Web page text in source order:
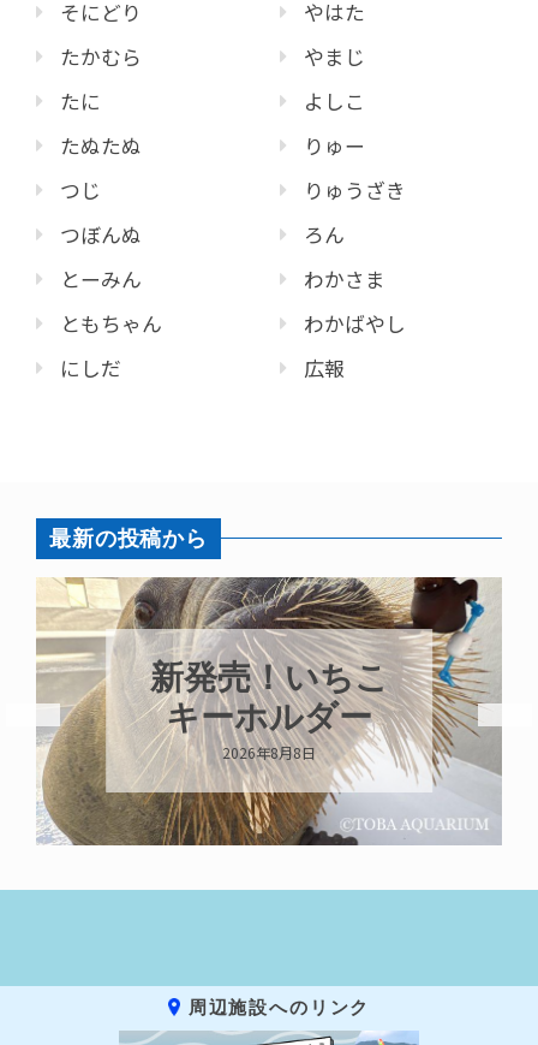
そにどり
たかむら
たに
たぬたぬ
つじ
つぼんぬ
とーみん
ともちゃん
にしだ
やはた
やまじ
よしこ
りゅー
りゅうざき
ろん
わかさま
わかばやし
広報
最新の投稿から
新発売！いちこ
キーホルダー
2026年8月8日
周辺施設へのリンク